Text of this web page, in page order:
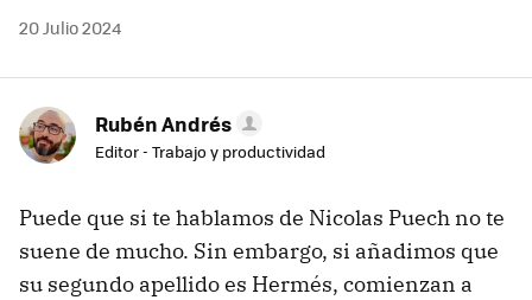
20 Julio 2024
Rubén Andrés
Editor - Trabajo y productividad
Puede que si te hablamos de Nicolas Puech no te
suene de mucho. Sin embargo, si añadimos que
su segundo apellido es Hermés, comienzan a